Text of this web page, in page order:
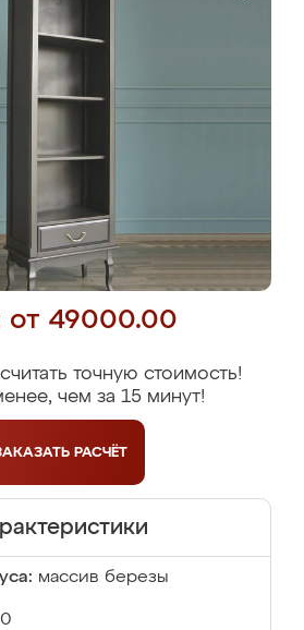
от 49000.00
точную стоимость!
чем за 15 минут!
РАСЧЁТ
массив березы